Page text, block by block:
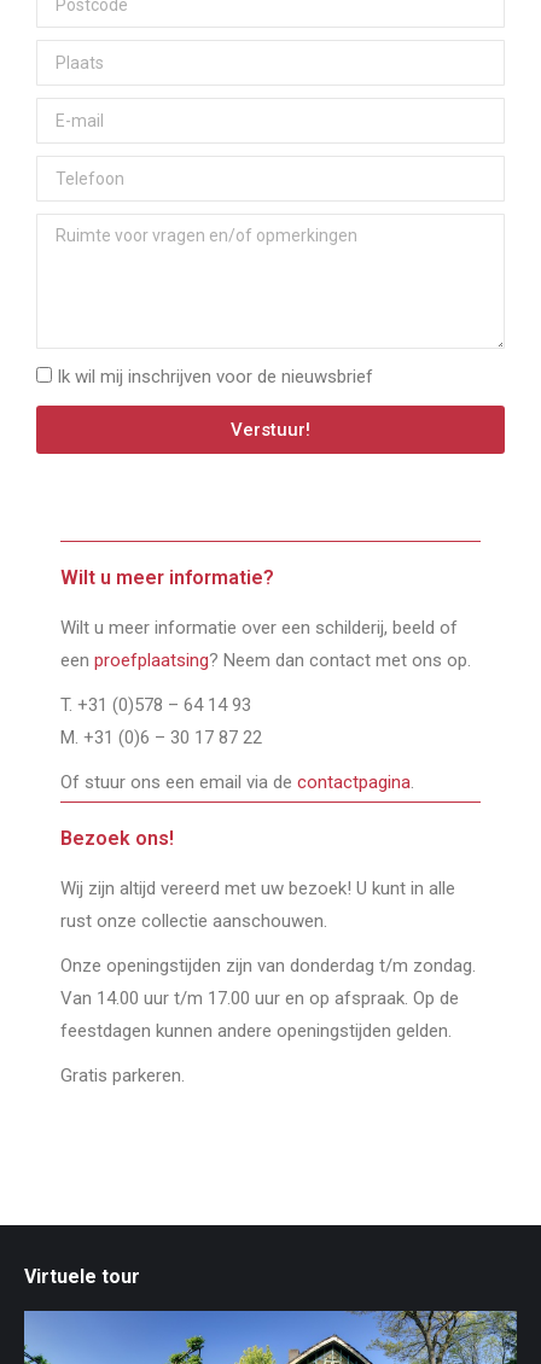
Ik wil mij inschrijven voor de nieuwsbrief
Verstuur!
Wilt u meer informatie?
Wilt u meer informatie over een schilderij, beeld of
een proefplaatsing? Neem dan contact met ons op.
T. +31 (0)578 – 64 14 93
M. +31 (0)6 – 30 17 87 22
Of stuur ons een email via de contactpagina.
Bezoek ons!
Wij zijn altijd vereerd met uw bezoek! U kunt in alle
rust onze collectie aanschouwen.
Onze openingstijden zijn van donderdag t/m zondag.
Van 14.00 uur t/m 17.00 uur en op afspraak. Op de
feestdagen kunnen andere openingstijden gelden.
Gratis parkeren.
Virtuele tour